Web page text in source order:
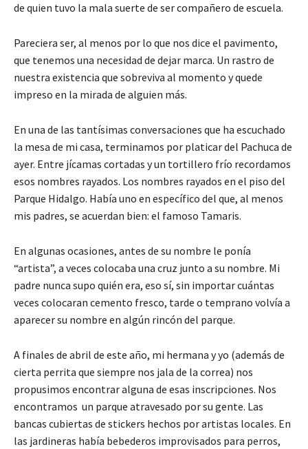
de quien tuvo la mala suerte de ser compañero de escuela.
Pareciera ser, al menos por lo que nos dice el pavimento,
que tenemos una necesidad de dejar marca. Un rastro de
nuestra existencia que sobreviva al momento y quede
impreso en la mirada de alguien más.
En una de las tantísimas conversaciones que ha escuchado
la mesa de mi casa, terminamos por platicar del Pachuca de
ayer. Entre jícamas cortadas y un tortillero frío recordamos
esos nombres rayados. Los nombres rayados en el piso del
Parque Hidalgo. Había uno en específico del que, al menos
mis padres, se acuerdan bien: el famoso Tamaris.
En algunas ocasiones, antes de su nombre le ponía
“artista”, a veces colocaba una cruz junto a su nombre. Mi
padre nunca supo quién era, eso sí, sin importar cuántas
veces colocaran cemento fresco, tarde o temprano volvía a
aparecer su nombre en algún rincón del parque.
A finales de abril de este año, mi hermana y yo (además de
cierta perrita que siempre nos jala de la correa) nos
propusimos encontrar alguna de esas inscripciones. Nos
encontramos un parque atravesado por su gente. Las
bancas cubiertas de stickers hechos por artistas locales. En
las jardineras había bebederos improvisados para perros,